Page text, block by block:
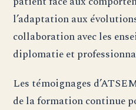
l’adaptation aux
collaboration avec les
diplomatie et
Les témoignages
de la formation continue